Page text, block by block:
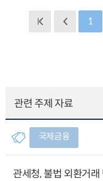
1
관련 주제 자료
국제금융
관세청, 불법 외환거